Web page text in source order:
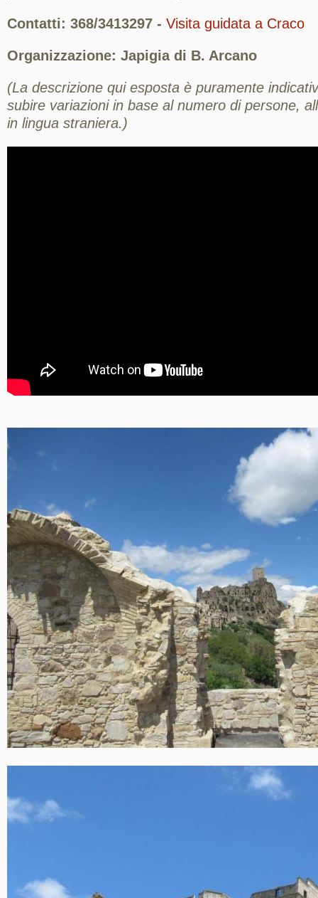
Contatti: 368/3413297 - Visita guidata a Craco
Organizzazione: Japigia di B. Arcano
(La descrizione qui esposta è puramente
subire variazioni in base al numero di persone,
in lingua straniera.)